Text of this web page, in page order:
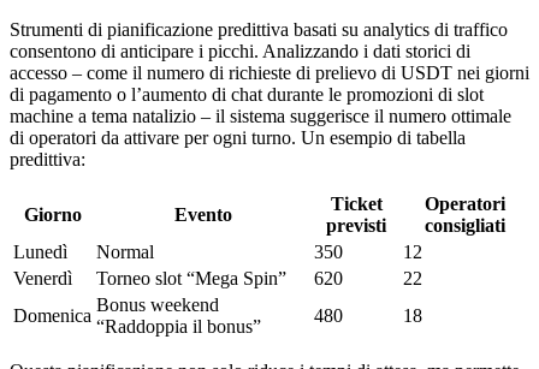
Strumenti di pianificazione predittiva basati su analytics di traffico
consentono di anticipare i picchi. Analizzando i dati storici di
accesso – come il numero di richieste di prelievo di USDT nei giorni
di pagamento o l’aumento di chat durante le promozioni di slot
machine a tema natalizio – il sistema suggerisce il numero ottimale
di operatori da attivare per ogni turno. Un esempio di tabella
predittiva:
Giorno Evento
Ticket
previsti
Operatori
consigliati
Lunedì
Normal 350
12
Venerdì
Torneo slot “Mega Spin” 620
22
Domenica
Bonus weekend
“Raddoppia il bonus”
480 18